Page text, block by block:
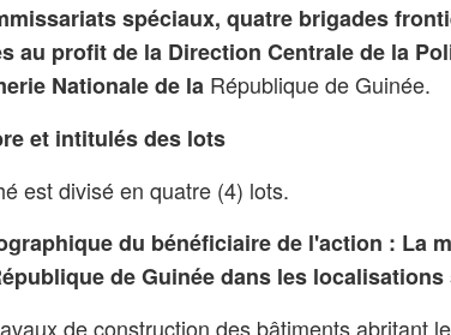
spéciaux, quatre brigades
au profit de la Direction Centrale de la
Nationale de la République de Guinée.
et intitulés des lots
est divisé en quatre (4) lots.
du bénéficiaire de l'action : La
de Guinée dans les
de construction des bâtiments abritant